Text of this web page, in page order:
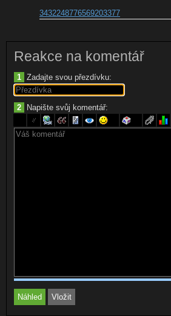
3432248776569203377
Reakce na komentář
1 Zadajte svou přezdívku:
2 Napište svůj komentář: